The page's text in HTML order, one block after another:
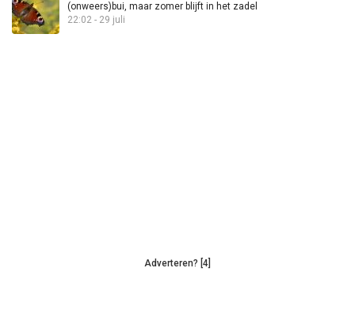
(onweers)bui, maar zomer blijft in het zadel
22:02 - 29 juli
Adverteren? [4]